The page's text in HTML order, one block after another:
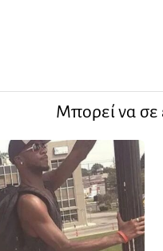
Μπορεί να σε